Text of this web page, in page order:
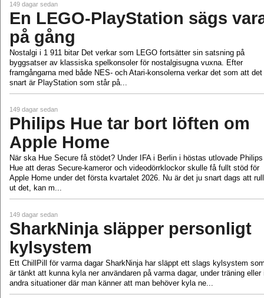
149 dagar sedan
En LEGO-PlayStation sägs
på gång
Nostalgi i 1 911 bitar Det verkar som LEGO fortsätter sin satsning på
byggsatser av klassiska spelkonsoler för nostalgisugna vuxna. Efter
framgångarna med både NES- och Atari-konsolerna verkar det som att det
snart är PlayStation som står på...
149 dagar sedan
Philips Hue tar bort löften om
Apple Home
När ska Hue Secure få stödet? Under IFA i Berlin i höstas utlovade Philips
Hue att deras Secure-kameror och videodörrklockor skulle få fullt stöd för
Apple Home under det första kvartalet 2026. Nu är det ju snart dags att
ut det, kan m...
149 dagar sedan
SharkNinja släpper personligt
kylsystem
Ett ChillPill för varma dagar SharkNinja har släppt ett slags kylsystem
är tänkt att kunna kyla ner användaren på varma dagar, under träning eller
andra situationer där man känner att man behöver kyla ne...